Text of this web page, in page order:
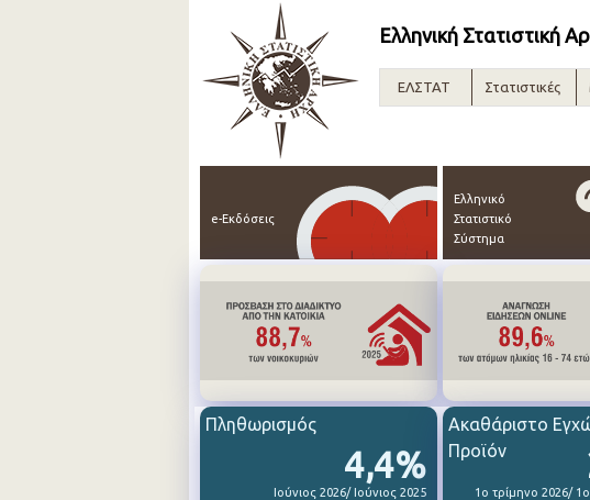
Ελληνική Στατιστική
ΕΛΣΤΑΤ Στατιστικές
e-Εκδόσεις
Ελληνικό
Στατιστικό
Σύστημα
4,4%
Ιούνιος 2026/ Ιούνιος 2025
Πληθωρισμός
1ο τρίμηνο 2026/
Ακαθάριστο
Προϊόν